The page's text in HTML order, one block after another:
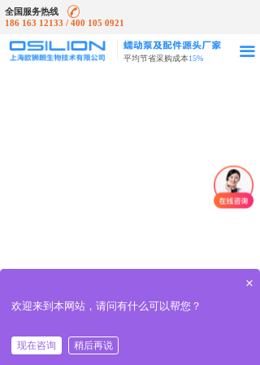
끀
平均节省采购成本15%
全国服务热线
186 163 12133 / 400 105 0921
×
欢迎来到本网站，请问有什么可以帮您？
现在咨询 稍后再说